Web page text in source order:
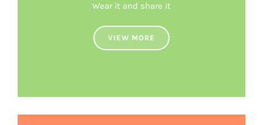
Wear it and share it
VIEW MORE